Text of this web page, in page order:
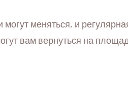
меняться, и
вам вернуться на